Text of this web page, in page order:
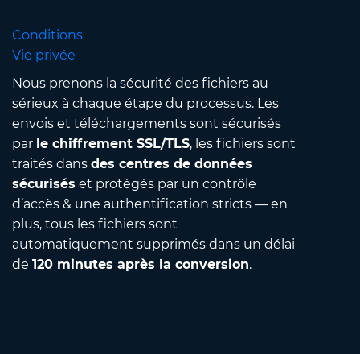
Conditions
Vie privée
Nous prenons la sécurité des fichiers au
sérieux à chaque étape du processus. Les
envois et téléchargements sont sécurisés
par le chiffrement SSL/TLS, les fichiers sont
traités dans des centres de données
sécurisés et protégés par un contrôle
d’accès & une authentification stricts — en
plus, tous les fichiers sont
automatiquement supprimés dans un délai
de 120 minutes après la conversion.